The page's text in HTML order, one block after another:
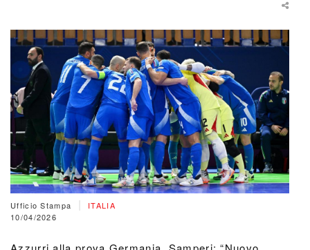
Ufficio Stampa
ITALIA
10/04/2026